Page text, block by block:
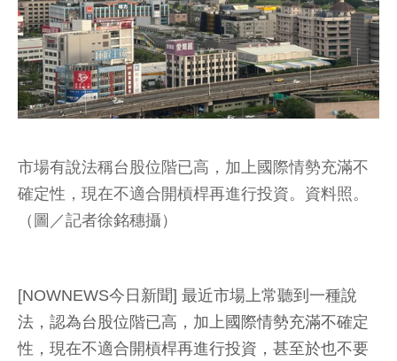
市場有說法稱台股位階已高，加上國際情勢充滿不
確定性，現在不適合開槓桿再進行投資。資料照。
（圖／記者徐銘穗攝）
[NOWNEWS今日新聞] 最近市場上常聽到一種說
法，認為台股位階已高，加上國際情勢充滿不確定
性，現在不適合開槓桿再進行投資，甚至於也不要